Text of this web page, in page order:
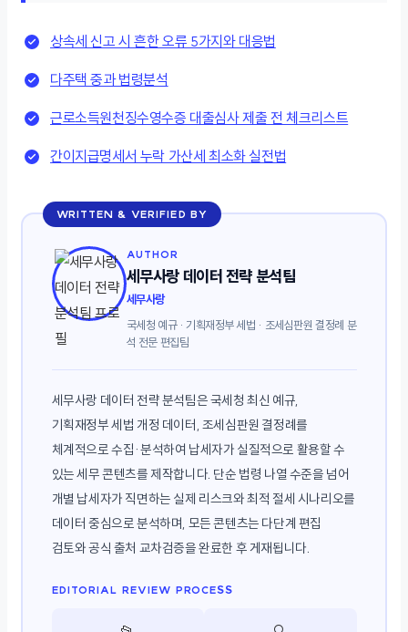
상속세 신고 시 흔한 오류 5가지와 대응법
다주택 중과 법령분석
근로소득원천징수영수증 대출심사 제출 전 체크리스트
간이지급명세서 누락 가산세 최소화 실전법
WRITTEN & VERIFIED BY
AUTHOR
세무사랑 데이터 전략 분석팀
세무사랑
국세청 예규 · 기획재정부 세법 · 조세심판원 결정례 분
석 전문 편집팀
세무사랑 데이터 전략 분석팀은 국세청 최신 예규,
기획재정부 세법 개정 데이터, 조세심판원 결정례를
체계적으로 수집·분석하여 납세자가 실질적으로 활용할 수
있는 세무 콘텐츠를 제작합니다. 단순 법령 나열 수준을 넘어
개별 납세자가 직면하는 실제 리스크와 최적 절세 시나리오를
데이터 중심으로 분석하며, 모든 콘텐츠는 다단계 편집
검토와 공식 출처 교차검증을 완료한 후 게재됩니다.
EDITORIAL REVIEW PROCESS